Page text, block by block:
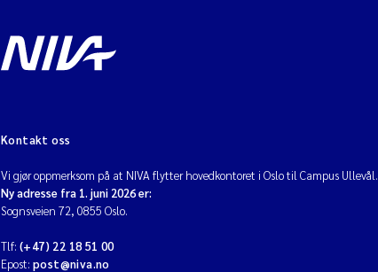
Kontakt oss
Vi gjør oppmerksom på at NIVA flytter hovedkontoret i Oslo til Campus Ullevål.
Ny adresse fra 1. juni 2026 er:
Sognsveien 72, 0855 Oslo.
Tlf: (+47) 22 18 51 00
Epost: post@niva.no